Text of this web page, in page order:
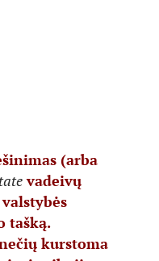
(arba
vadeivų
tašką.
kurstoma